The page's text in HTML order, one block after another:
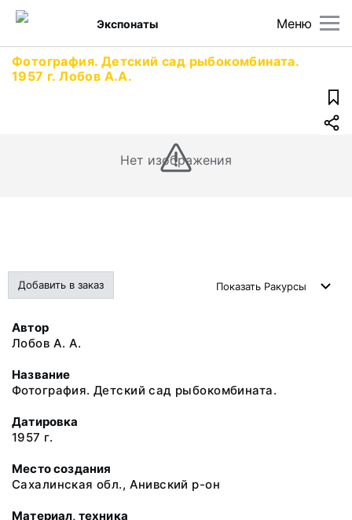
Меню
Экспонаты
Фотография. Детский сад рыбокомбината.
1957 г. Лобов А.А.
Нет изображения
Добавить в заказ Показать Ракурсы
Автор
Лобов А. А.
Название
Фотография. Детский сад рыбокомбината.
Датировка
1957 г.
Место создания
Сахалинская обл., Анивский р-он
Материал, техника